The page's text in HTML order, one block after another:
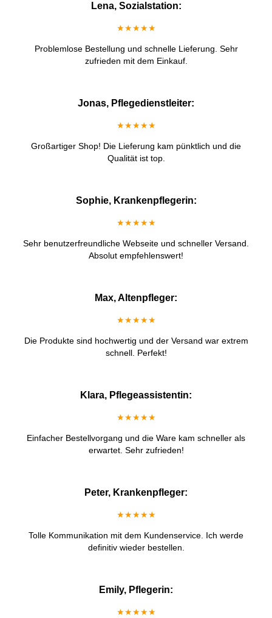
Lena, Sozialstation:
★★★★★
Problemlose Bestellung und schnelle Lieferung. Sehr
zufrieden mit dem Einkauf.
Jonas, Pflegedienstleiter:
★★★★★
Großartiger Shop! Die Lieferung kam pünktlich und die
Qualität ist top.
Sophie, Krankenpflegerin:
★★★★★
Sehr benutzerfreundliche Webseite und schneller Versand.
Absolut empfehlenswert!
Max, Altenpfleger:
★★★★★
Die Produkte sind hochwertig und der Versand war extrem
schnell. Perfekt!
Klara, Pflegeassistentin:
★★★★★
Einfacher Bestellvorgang und die Ware kam schneller als
erwartet. Sehr zufrieden!
Peter, Krankenpfleger:
★★★★★
Tolle Kommunikation mit dem Kundenservice. Ich werde
definitiv wieder bestellen.
Emily, Pflegerin:
★★★★★